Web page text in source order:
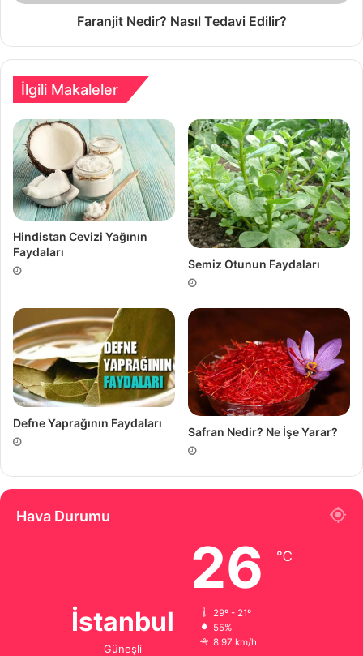
Faranjit Nedir? Nasıl Tedavi Edilir?
İlgili Makaleler
Hindistan Cevizi Yağının
Faydaları
Semiz Otunun Faydaları
Defne Yaprağının Faydaları
Safran Nedir? Ne İşe Yarar?
Hava Durumu
İstanbul
Güneşli
26 ℃
29º - 21º
55%
8.97 km/h